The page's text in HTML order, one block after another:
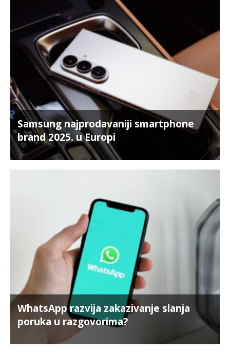
Samsung najprodavaniji smartphone
brand 2025. u Europi
WhatsApp razvija zakazivanje slanja
poruka u razgovorima?